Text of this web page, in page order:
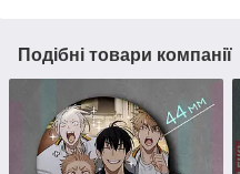
Подібні товари компанії